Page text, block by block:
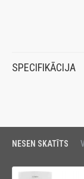
SPECIFIKĀCIJA
NESEN SKATĪTS